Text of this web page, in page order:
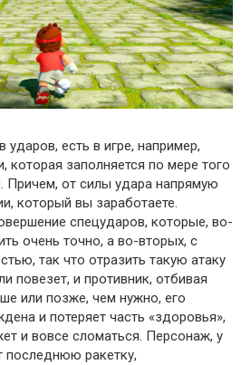
есть в игре, например,
которая заполняется по мере того
Причем, от силы удара напрямую
который вы заработаете.
спецударов, которые, во-
очень точно, а во-вторых, с
так что отразить такую атаку
повезет, и противник, отбивая
или позже, чем нужно, его
и потеряет часть «здоровья»,
и вовсе сломаться. Персонаж, у
последнюю ракетку,